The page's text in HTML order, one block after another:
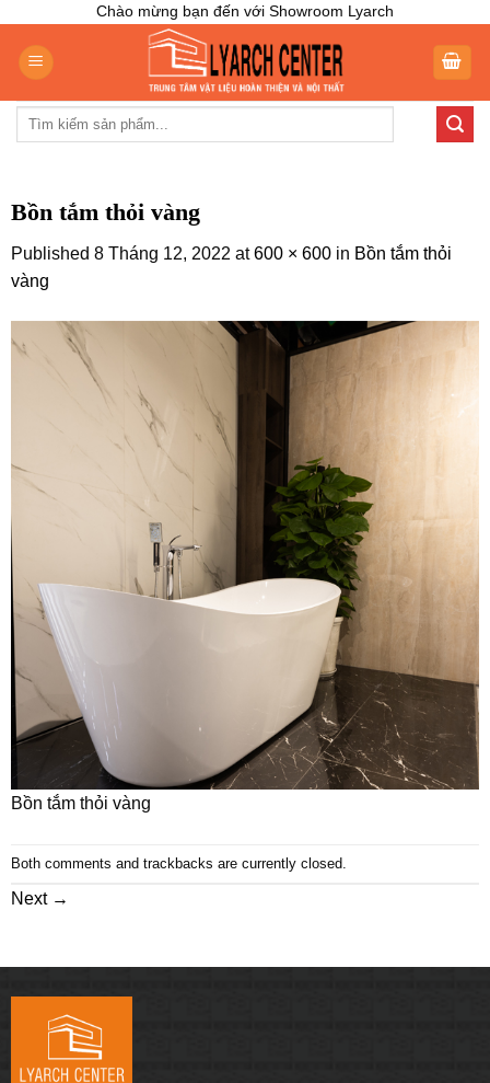
content
Chào mừng bạn đến với Showroom Lyarch
Tìm
Bồn tắm thỏi vàng
Published 8 Tháng 12, 2022 at600 × 600 in Bồn tắm thỏi
vàng
Bồn tắm thỏi vàng
Both comments and trackbacks are currently closed.
Next →